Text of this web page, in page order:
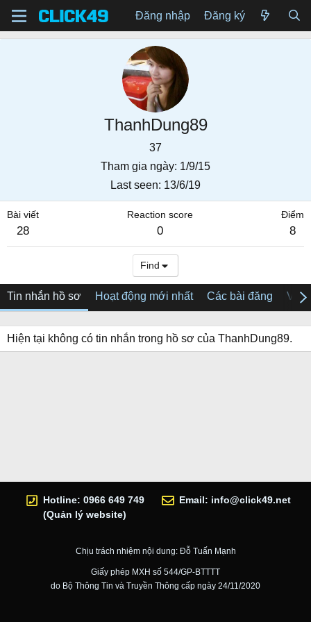
Đăng nhập Đăng ký
ThanhDung89
37
Tham gia ngày 1/9/15
Last seen 13/6/19
Bài viết
28
Reaction score
0
Điểm
8
Find
Tin nhắn hồ sơ Hoạt động mới nhất Các bài đăng Về
Hiện tại không có tin nhắn trong hồ sơ của ThanhDung89.
Hotline: 0966 649 749
(Quản lý website)
Email: info@click49.net
Chịu trách nhiệm nội dung: Đỗ Tuấn Mạnh
Giấy phép MXH số 544/GP-BTTTT
do Bộ Thông Tin và Truyền Thông cấp ngày 24/11/2020